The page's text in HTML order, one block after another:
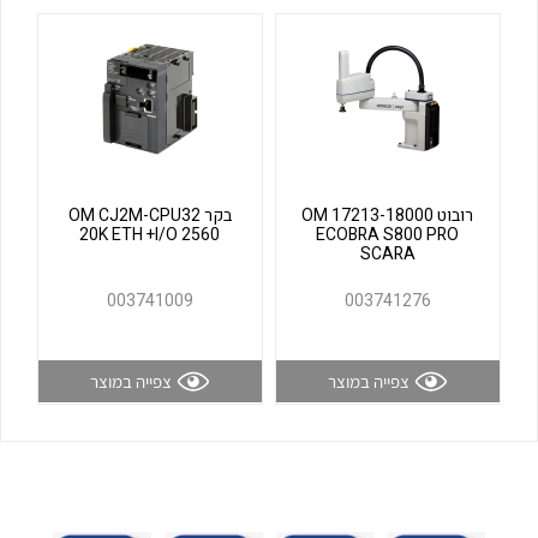
לכל מוצרי היצרן לכל מוצרי היצרן
רובוט OM 17213-18000
ECOBRA S800 PRO
SCARA
003741276
צפייה במוצר
בקר OM CJ2M-CPU32
20K ETH +I/O 2560
003741009
צפייה במוצר